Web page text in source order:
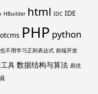
HBuilder html IDC IDE
PHP python
不用学习正则表达式 前端开发
具 数据结构与算法 易优